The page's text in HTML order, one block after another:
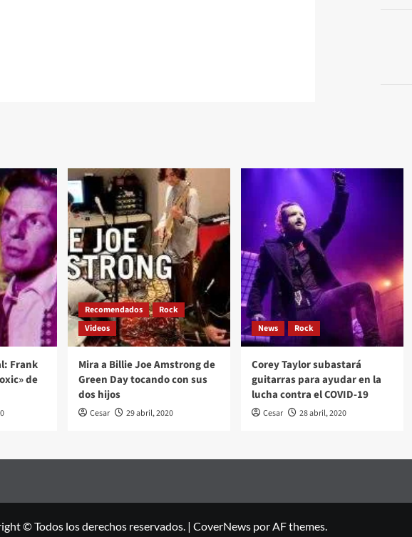
Frank
de
Recomendados
Rock
Videos
Mira a Billie Joe Amstrong de
Green Day tocando con sus
dos hijos
Cesar 29 abril, 2020
News Rock
Corey Taylor subastará
guitarras para ayudar en la
lucha contra el COVID-19
Cesar 28 abril, 2020
© Todos los derechos reservados. | CoverNews por AF themes.